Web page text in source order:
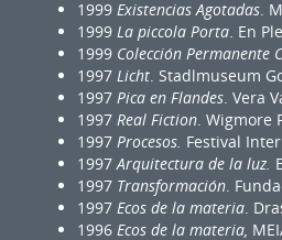
1999 Existencias Agotadas.
1999 La piccola Porta. En
1999 Colección Permanente
1997 Licht. Stadlmuseum
1997 Pica en Flandes. Vera
1997 Real Fiction. Wigmore
1997 Procesos. Festival
1997Arquitectura de la luz.
1997 Transformación.
1997 Ecos de la materia.
1996 Ecos de la materia,